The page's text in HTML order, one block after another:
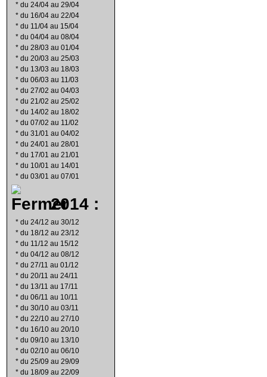
* du 24/04 au 29/04
* du 16/04 au 22/04
* du 11/04 au 15/04
* du 04/04 au 08/04
* du 28/03 au 01/04
* du 20/03 au 25/03
* du 13/03 au 18/03
* du 06/03 au 11/03
* du 27/02 au 04/03
* du 21/02 au 25/02
* du 14/02 au 18/02
* du 07/02 au 11/02
* du 31/01 au 04/02
* du 24/01 au 28/01
* du 17/01 au 21/01
* du 10/01 au 14/01
* du 03/01 au 07/01
2014 :
* du 24/12 au 30/12
* du 18/12 au 23/12
* du 11/12 au 15/12
* du 04/12 au 08/12
* du 27/11 au 01/12
* du 20/11 au 24/11
* du 13/11 au 17/11
* du 06/11 au 10/11
* du 30/10 au 03/11
* du 22/10 au 27/10
* du 16/10 au 20/10
* du 09/10 au 13/10
* du 02/10 au 06/10
* du 25/09 au 29/09
* du 18/09 au 22/09